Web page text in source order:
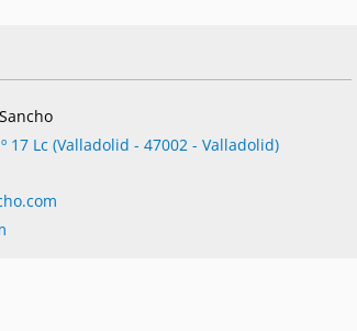
17 Lc (Valladolid - 47002 - Valladolid)